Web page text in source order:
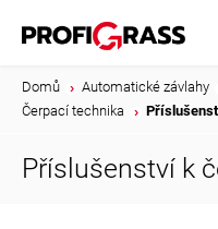
Domů Automatické závlahy
Čerpací technika
Příslušenství k